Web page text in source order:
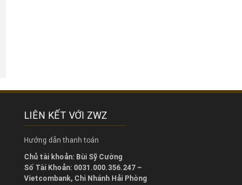
LIÊN KẾT VỚI ZWZ
Hướng dẫn thanh toán
Chủ tài khoản: Bùi Sỹ Cường
Số Tài Khoản: 0031.000.356.247 –
Vietcombank, Chi Nhánh Hải Phòng